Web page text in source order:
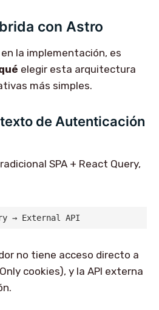
con Astro
la implementación, es
elegir esta arquitectura
más simples.
de Autenticación
SPA + React Query,
no tiene acceso directo a
cookies), y la API externa